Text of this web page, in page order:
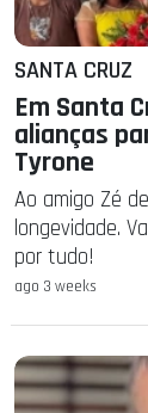
SANTA CRUZ
Em Santa
alianças
Tyrone
Ao amigo Zé
longevidade.
por tudo!
ago 3 weeks